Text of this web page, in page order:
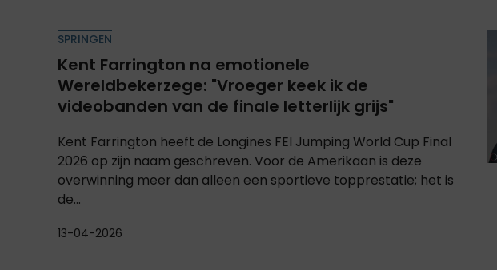
SPRINGEN
Kent Farrington na emotionele
Wereldbekerzege: "Vroeger keek ik de
videobanden van de finale letterlijk grijs"
Kent Farrington heeft de Longines FEI Jumping World Cup Final
2026 op zijn naam geschreven. Voor de Amerikaan is deze
overwinning meer dan alleen een sportieve topprestatie; het is
de...
13-04-2026